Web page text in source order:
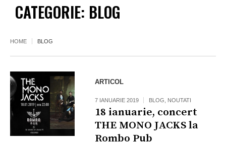
CATEGORIE: BLOG
HOME BLOG
ARTICOL
7 IANUARIE 2019 BLOG NOUTATI
18 ianuarie, concert
THE MONO JACKS la
Rombo Pub